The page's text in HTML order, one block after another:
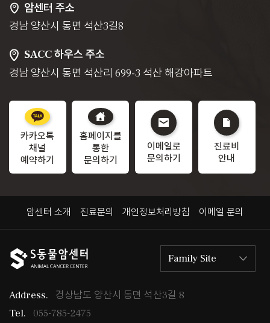
암센터 주소
경남 양산시 동면 석산3길8
SACC 하우스 주소
경남 양산시 동면 석산리 699-3 석산 해강아파트
카카오톡
채널
예약하기
홈페이지를
통한
문의하기
이메일로
문의하기
진료비
안내
암센터 소개 진료문의 개인정보처리방침 이메일 문의
Address.
경상남도 양산시 동면 석산3길 8
Tel.
055-785-2475
Family Site